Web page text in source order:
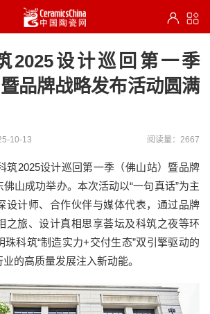
2025设计巡回第一季
暨品牌战略发布活动圆满
10-13 阅读量：2667
筑2025设计巡回第一季（佛山站）暨品牌
山成功举办。本次活动以“一句真话”为主
设计师、合作伙伴与媒体代表，通过品牌
之旅、设计真相思享荟坛及科筑之夜等环
科筑“制造实力+交付生态”双引擎驱动的
的高质量发展注入新动能。